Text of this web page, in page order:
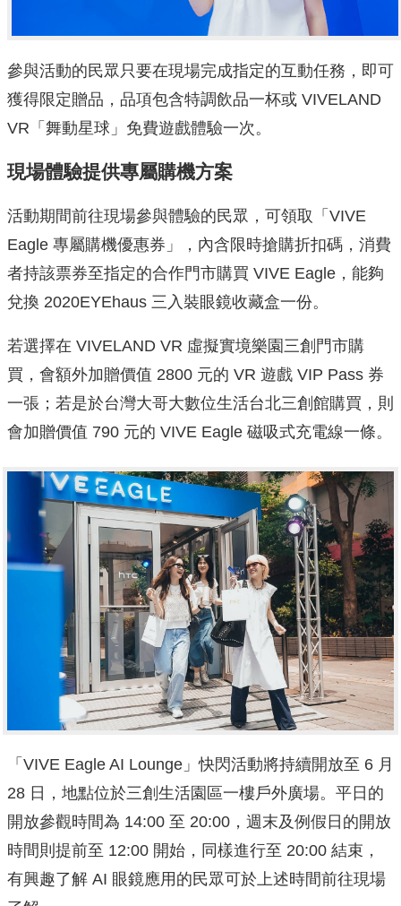
參與活動的民眾只要在現場完成指定的互動任務，即可
獲得限定贈品，品項包含特調飲品一杯或 VIVELAND
VR「舞動星球」免費遊戲體驗一次。
現場體驗提供專屬購機方案
活動期間前往現場參與體驗的民眾，可領取「VIVE
Eagle 專屬購機優惠券」，內含限時搶購折扣碼，消費
者持該票券至指定的合作門市購買 VIVE Eagle，能夠
兌換 2020EYEhaus 三入裝眼鏡收藏盒一份。
若選擇在 VIVELAND VR 虛擬實境樂園三創門市購
買，會額外加贈價值 2800 元的 VR 遊戲 VIP Pass 券
一張；若是於台灣大哥大數位生活台北三創館購買，則
會加贈價值 790 元的 VIVE Eagle 磁吸式充電線一條。
「VIVE Eagle AI Lounge」快閃活動將持續開放至 6 月
28 日，地點位於三創生活園區一樓戶外廣場。平日的
開放參觀時間為 14:00 至 20:00，週末及例假日的開放
時間則提前至 12:00 開始，同樣進行至 20:00 結束，
有興趣了解 AI 眼鏡應用的民眾可於上述時間前往現場